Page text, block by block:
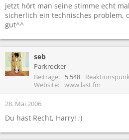
jetzt hört man seine stimme echt
sicherlich ein technisches problem,
gut^^
seb
Parkrocker
Beiträge
5.548
Website
www.last.fm
28. Mai 2006
Du hast Recht, Harry! ;)